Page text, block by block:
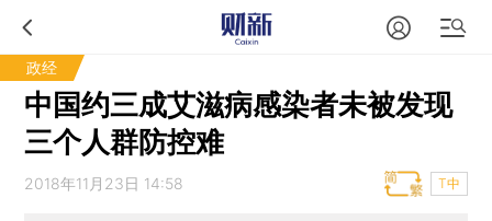
政经
中国约三成艾滋病感染者未被发现
三个人群防控难
2018年11月23日 14:58 T中